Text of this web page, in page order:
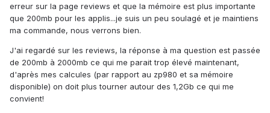
erreur sur la page reviews et que la mémoire est plus importante
que 200mb pour les applis...je suis un peu soulagé et je maintiens
ma commande, nous verrons bien.
J'ai regardé sur les reviews, la réponse à ma question est passée
de 200mb à 2000mb ce qui me parait trop élevé maintenant,
d'après mes calcules (par rapport au zp980 et sa mémoire
disponible) on doit plus tourner autour des 1,2Gb ce qui me
convient!